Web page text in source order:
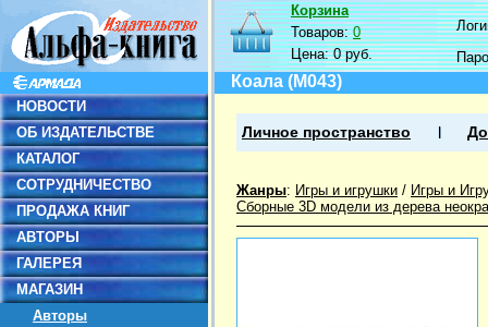
НОВОСТИ
ОБ ИЗДАТЕЛЬСТВЕ
КАТАЛОГ
СОТРУДНИЧЕСТВО
ПРОДАЖА КНИГ
АВТОРЫ
ГАЛЕРЕЯ
МАГАЗИН
Авторы
Корзина
Товаров:0
Цена:0 руб.
Коала (М043)
Личное пространство
Жанры: Игры и игрушки / Игры и
Сборные 3D модели из дерева